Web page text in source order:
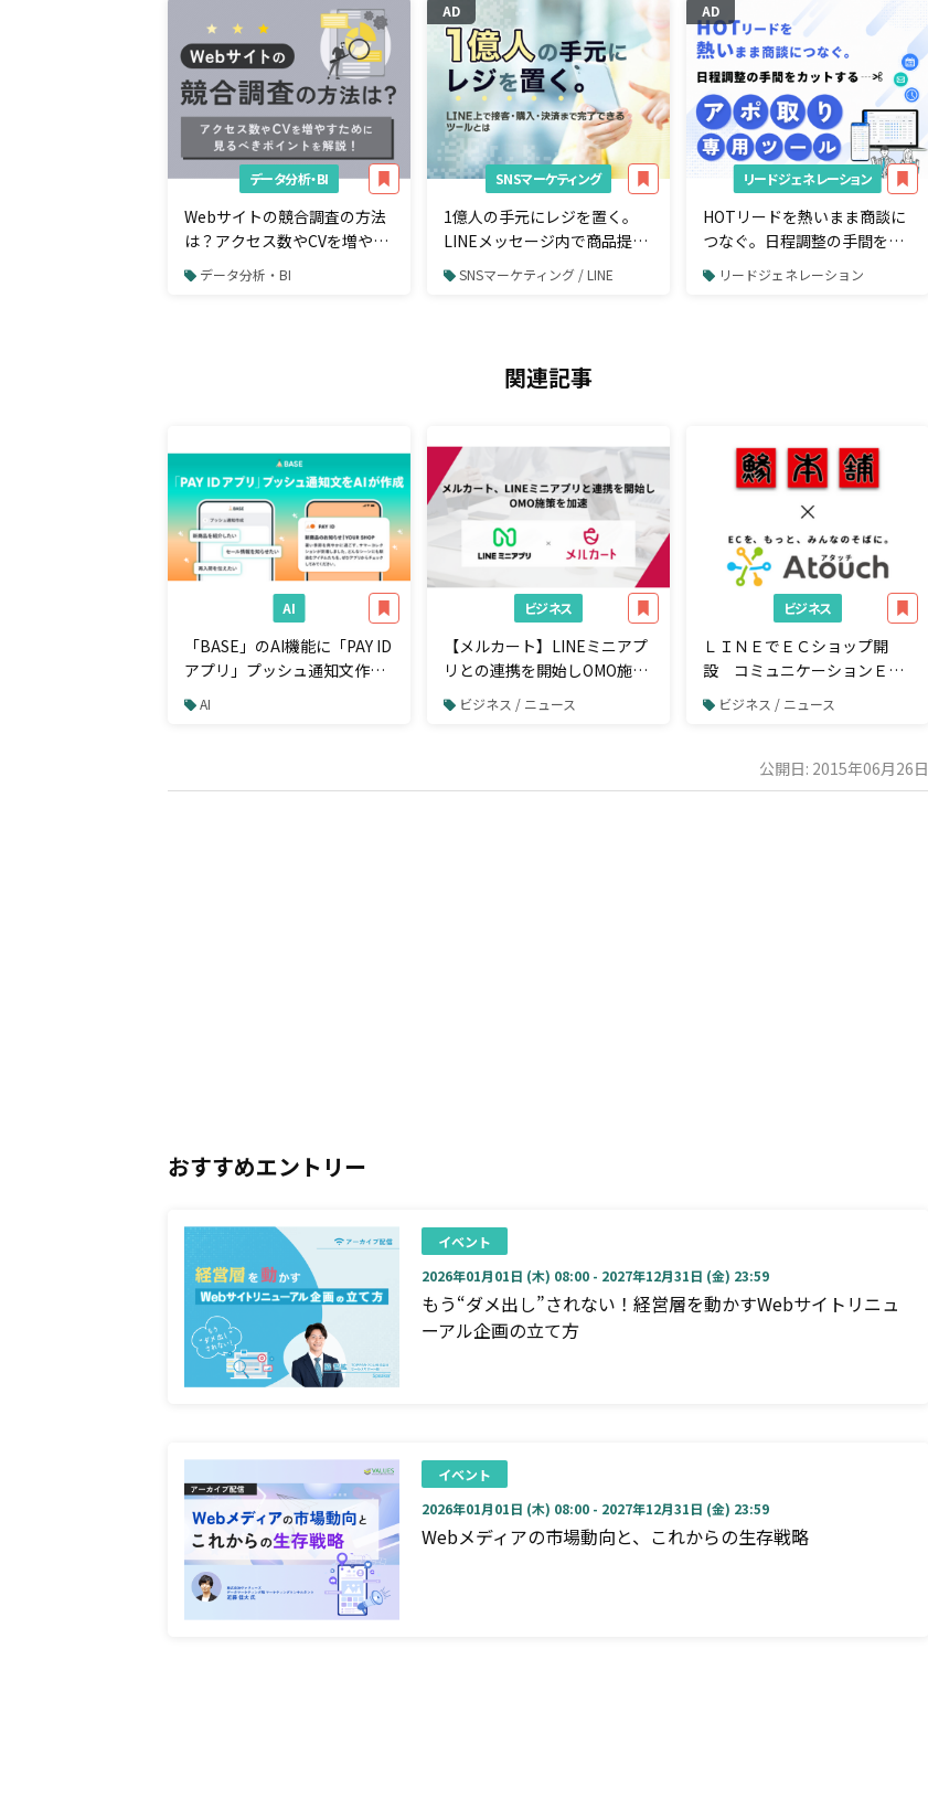
データ分析・BI
Webサイトの競合調査の方法
は？アクセス数やCVを増やす
ために見るべきポイント
データ分析・BI
AD
SNSマーケティング
1億人の手元にレジを置く。
LINEメッセージ内で商品提案
から購入・決済まで完了でき
SNSマーケティング / LINE
AD
リードジェネレーション
HOTリードを熱いまま商談に
つなぐ。日程調整の手間をカ
ットする「アポ取り専用」ツ
リードジェネレーション
関連記事
AI
「BASE」のAI機能に「PAY ID
アプリ」プッシュ通知文作成
機能を追加
AI
ビジネス
【メルカート】LINEミニアプ
リとの連携を開始しOMO施策
を加速
ビジネス / ニュース
ビジネス
ＬＩＮＥでＥＣショップ開
設 コミュニケーションＥＣ
アプリ「Ａｔｏｕｃｈ」で９
４件の注文獲得 アジ・サバ
プシェア 株式会社ジャパンシ
ーフーズ様の事例公開
ビジネス / ニュース
公開日: 2015年06月26日
おすすめエントリー
イベント
2026年01月01日 (木) 08:00 - 2027年12月31日 (金) 23:59
もう“ダメ出し”されない！経営層を動かすWebサイトリニュ
ーアル企画の立て方
イベント
2026年01月01日 (木) 08:00 - 2027年12月31日 (金) 23:59
Webメディアの市場動向と、これからの生存戦略